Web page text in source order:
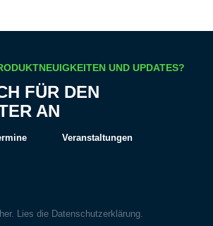
UND UPDATES?
FÜR DEN
AN
Veranstaltungen
Lies die Datenschutzerklärung.